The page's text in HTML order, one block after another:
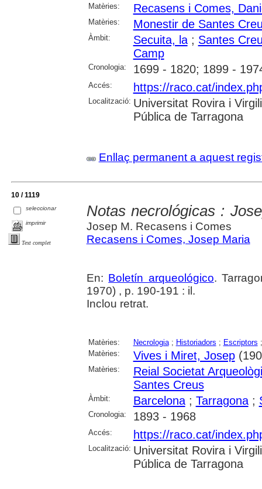
Matèries:
Recasens i Comes,
Matèries: Monestir de Santes
Àmbit: Secuita, la; Santes
Camp
Cronologia: 1699 - 1820; 1899 -
Accés: https://raco.cat/
Localització: Universitat Rovira i
Pública de Tarragona
Enllaç permanent a aquest
10 / 1119
seleccionar
imprimir
Text complet
Notas necrológicas :
Josep M. Recasens i Comes
Recasens i Comes, Josep Maria
En: Boletín arqueológico.
1970) , p. 190-191 : il.
Inclou retrat.
Matèries: Necrologia; Historiadors ; Escriptors
Matèries:
Vives i Miret, Josep
Matèries:
Reial Societat
Santes Creus
Àmbit: Barcelona; Tarragona;
Cronologia: 1893 - 1968
Accés: https://raco.cat/
Localització: Universitat Rovira i
Pública de Tarragona